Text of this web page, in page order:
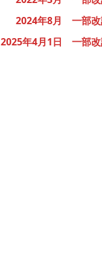
2024年8月 一部改
2025年4月1日 一部改